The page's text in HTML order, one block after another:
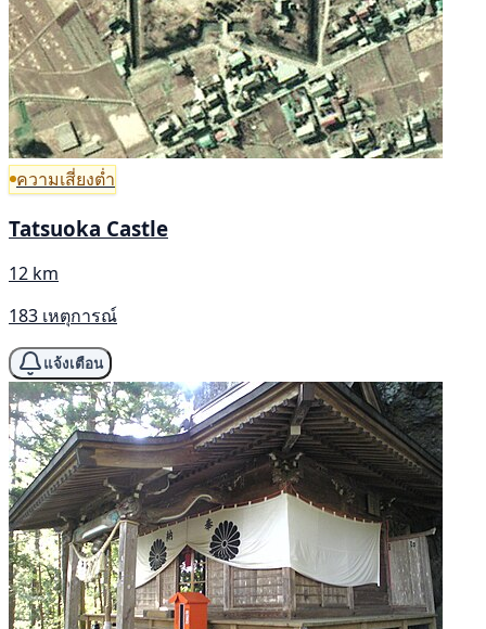
ความเสี่ยงต่ำ
Tatsuoka Castle
12 km
183 เหตุการณ์
แจ้งเตือน